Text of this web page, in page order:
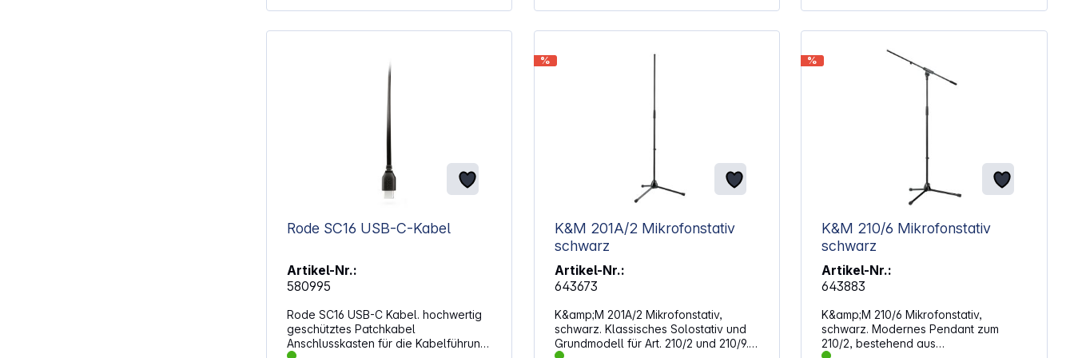
Konstruktion Leicht und unauffällig
Rode SC16 USB-C-Kabel
Artikel-Nr.:
580995
Rode SC16 USB-C Kabel. hochwertig
geschütztes Patchkabel
Anschlusskasten für die Kabelführung
%
K&M 201A/2 Mikrofonstativ
schwarz
Artikel-Nr.:
643673
K&amp;M 201A/2 Mikrofonstativ,
schwarz. Klassisches Solostativ und
Grundmodell für Art. 210/2 und 210/9.
%
K&M 210/6 Mikrofonstativ
schwarz
Artikel-Nr.:
643883
K&amp;M 210/6 Mikrofonstativ,
schwarz. Modernes Pendant zum
210/2, bestehend aus